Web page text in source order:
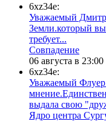
6xz34e:
Уважаемый
Земли.который
требует...
​Совпадение
06 августа в 23:00
6xz34e:
Уважаемый
выдала свою
​Ядро центра